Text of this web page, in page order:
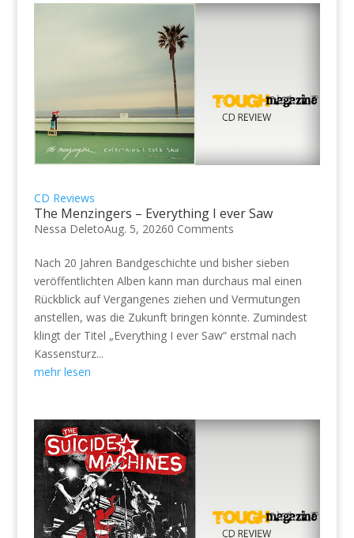
CD Reviews
The Menzingers – Everything I ever Saw
Nessa DeletoAug. 5, 20260 Comments
Nach 20 Jahren Bandgeschichte und bisher sieben
veröffentlichten Alben kann man durchaus mal einen
Rückblick auf Vergangenes ziehen und Vermutungen
anstellen, was die Zukunft bringen könnte. Zumindest
klingt der Titel „Everything I ever Saw“ erstmal nach
Kassensturz...
mehr lesen